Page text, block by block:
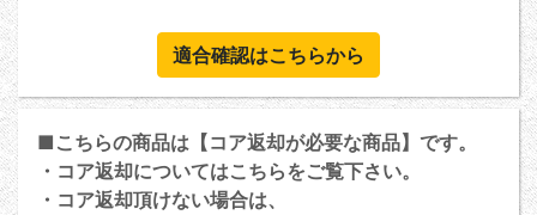
適合確認はこちらから
■こちらの商品は【コア返却が必要な商品】です。
・コア返却についてはこちらをご覧下さい。
・コア返却頂けない場合は、